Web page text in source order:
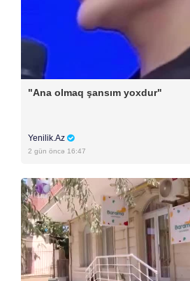
"Ana olmaq şansım yoxdur"
Yenilik.Az
2 gün öncə 16:47